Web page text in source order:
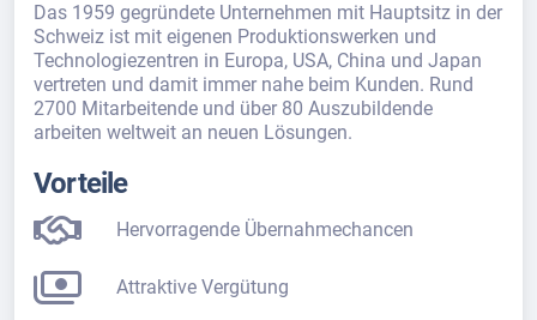
Das 1959 gegründete Unternehmen mit Hauptsitz in der
Schweiz ist mit eigenen Produktionswerken und
Technologiezentren in Europa, USA, China und Japan
vertreten und damit immer nahe beim Kunden. Rund
2700 Mitarbeitende und über 80 Auszubildende
arbeiten weltweit an neuen Lösungen.
Vorteile
Hervorragende Übernahmechancen
Attraktive Vergütung